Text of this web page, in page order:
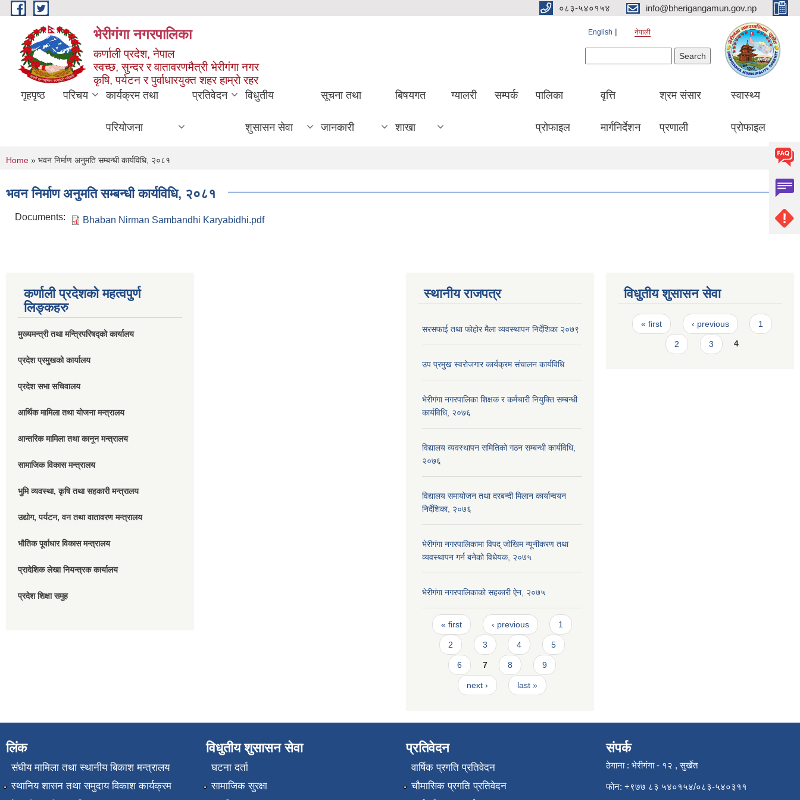
Skip to main content ०८३-५४०१५४ info@bherigangamun.gov.np
भेरीगंगा नगरपालिका
कर्णाली प्रदेश, नेपाल
स्वच्छ, सुन्दर र वातावरणमैत्री भेरीगंगा नगर
कृषि, पर्यटन र पुर्वाधारयुक्त शहर हाम्रो रहर
English नेपाली
गृहपृष्ठ परिचय कार्यक्रम तथा
परियोजना
प्रतिवेदन विधुतीय
शुसासन सेवा
सूचना तथा
जानकारी
बिषयगत
शाखा
ग्यालरी सम्पर्क पालिका
प्रोफाइल
वृत्ति
मार्गनिर्देशन
श्रम संसार
प्रणाली
स्वास्थ्य
प्रोफाइल
You are here
Home » भवन निर्माण अनुमति सम्बन्धी कार्यविधि, २०८१
भवन निर्माण अनुमति सम्बन्धी कार्यविधि, २०८१
Documents: Bhaban Nirman Sambandhi Karyabidhi.pdf
कर्णाली प्रदेशको महत्वपुर्ण
लिङ्कहरु
मुख्यमन्त्री तथा मन्त्रिपरिषद्को कार्यालय
प्रदेश प्रमुखको कार्यालय
प्रदेश सभा सचिवालय
आर्थिक मामिला तथा योजना मन्त्रालय
आन्तरिक मामिला तथा कानून मन्त्रालय
सामाजिक विकास मन्त्रालय
भुमि व्यवस्था, कृषि तथा सहकारी मन्त्रालय
उद्योग, पर्यटन, वन तथा वातावरण मन्त्रालय
भौतिक पूर्वाधार विकास मन्त्रालय
प्रादेशिक लेखा नियन्त्रक कार्यालय
प्रदेश शिक्षा समुह
स्थानीय राजपत्र
सरसफाई तथा फोहोर मैला व्यवस्थापन निर्देशिका २०७९
उप प्रमुख स्वरोजगार कार्यक्रम संचालन कार्यविधि
भेरीगंगा नगरपालिका शिक्षक र कर्मचारी नियुक्ति सम्बन्धी
कार्यविधि, २०७६
विद्यालय व्यवस्थापन समितिको गठन सम्बन्धी कार्यविधि,
२०७६
विद्यालय समायोजन तथा दरबन्दी मिलान कार्यान्वयन
निर्देशिका, २०७६
भेरीगंगा नगरपालिकामा विपद् जोखिम न्यूनीकरण तथा
व्यवस्थापन गर्न बनेको विधेयक, २०७५
भेरीगंगा नगरपालिकाको सहकारी ऐन, २०७५
Pages
« first ‹ previous 1
2 3 4 5
6 7 8 9
next › last »
विधुतीय शुसासन सेवा
Pages
« first ‹ previous 1
2 3 4
लिंक
संघीय मामिला तथा स्थानीय बिकाश मन्त्रालय
स्थानिय शासन तथा समुदाय विकाश कार्यक्रम
विधुतीय शुसासन सेवा
घटना दर्ता
सामाजिक सुरक्षा
प्रतिवेदन
वार्षिक प्रगति प्रतिवेदन
चौमासिक प्रगति प्रतिवेदन
संपर्क
ठेगाना : भेरीगंगा - १२ , सुर्खेत
फोन: +९७७ ८३ ५४०१५४/०८३-५४०३११